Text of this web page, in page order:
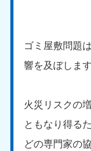
ゴミ屋敷問題
響を及ぼします
火災リスクの
ともなり得る
どの専門家の